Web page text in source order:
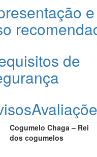
e
de
Cogumelo Chaga – Rei
dos cogumelos